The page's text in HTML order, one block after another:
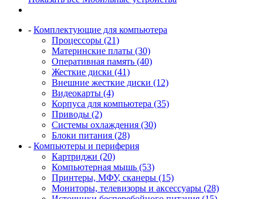
- Комплектующие для компьютера
Процессоры (21)
Материнские платы (30)
Оперативная память (40)
Жесткие диски (41)
Внешние жесткие диски (12)
Видеокарты (4)
Корпуса для компьютера (35)
Приводы (2)
Системы охлаждения (30)
Блоки питания (28)
- Компьютеры и периферия
Картриджи (20)
Компьютерная мышь (53)
Принтеры, МФУ, сканеры (15)
Мониторы, телевизоры и аксессуары (28)